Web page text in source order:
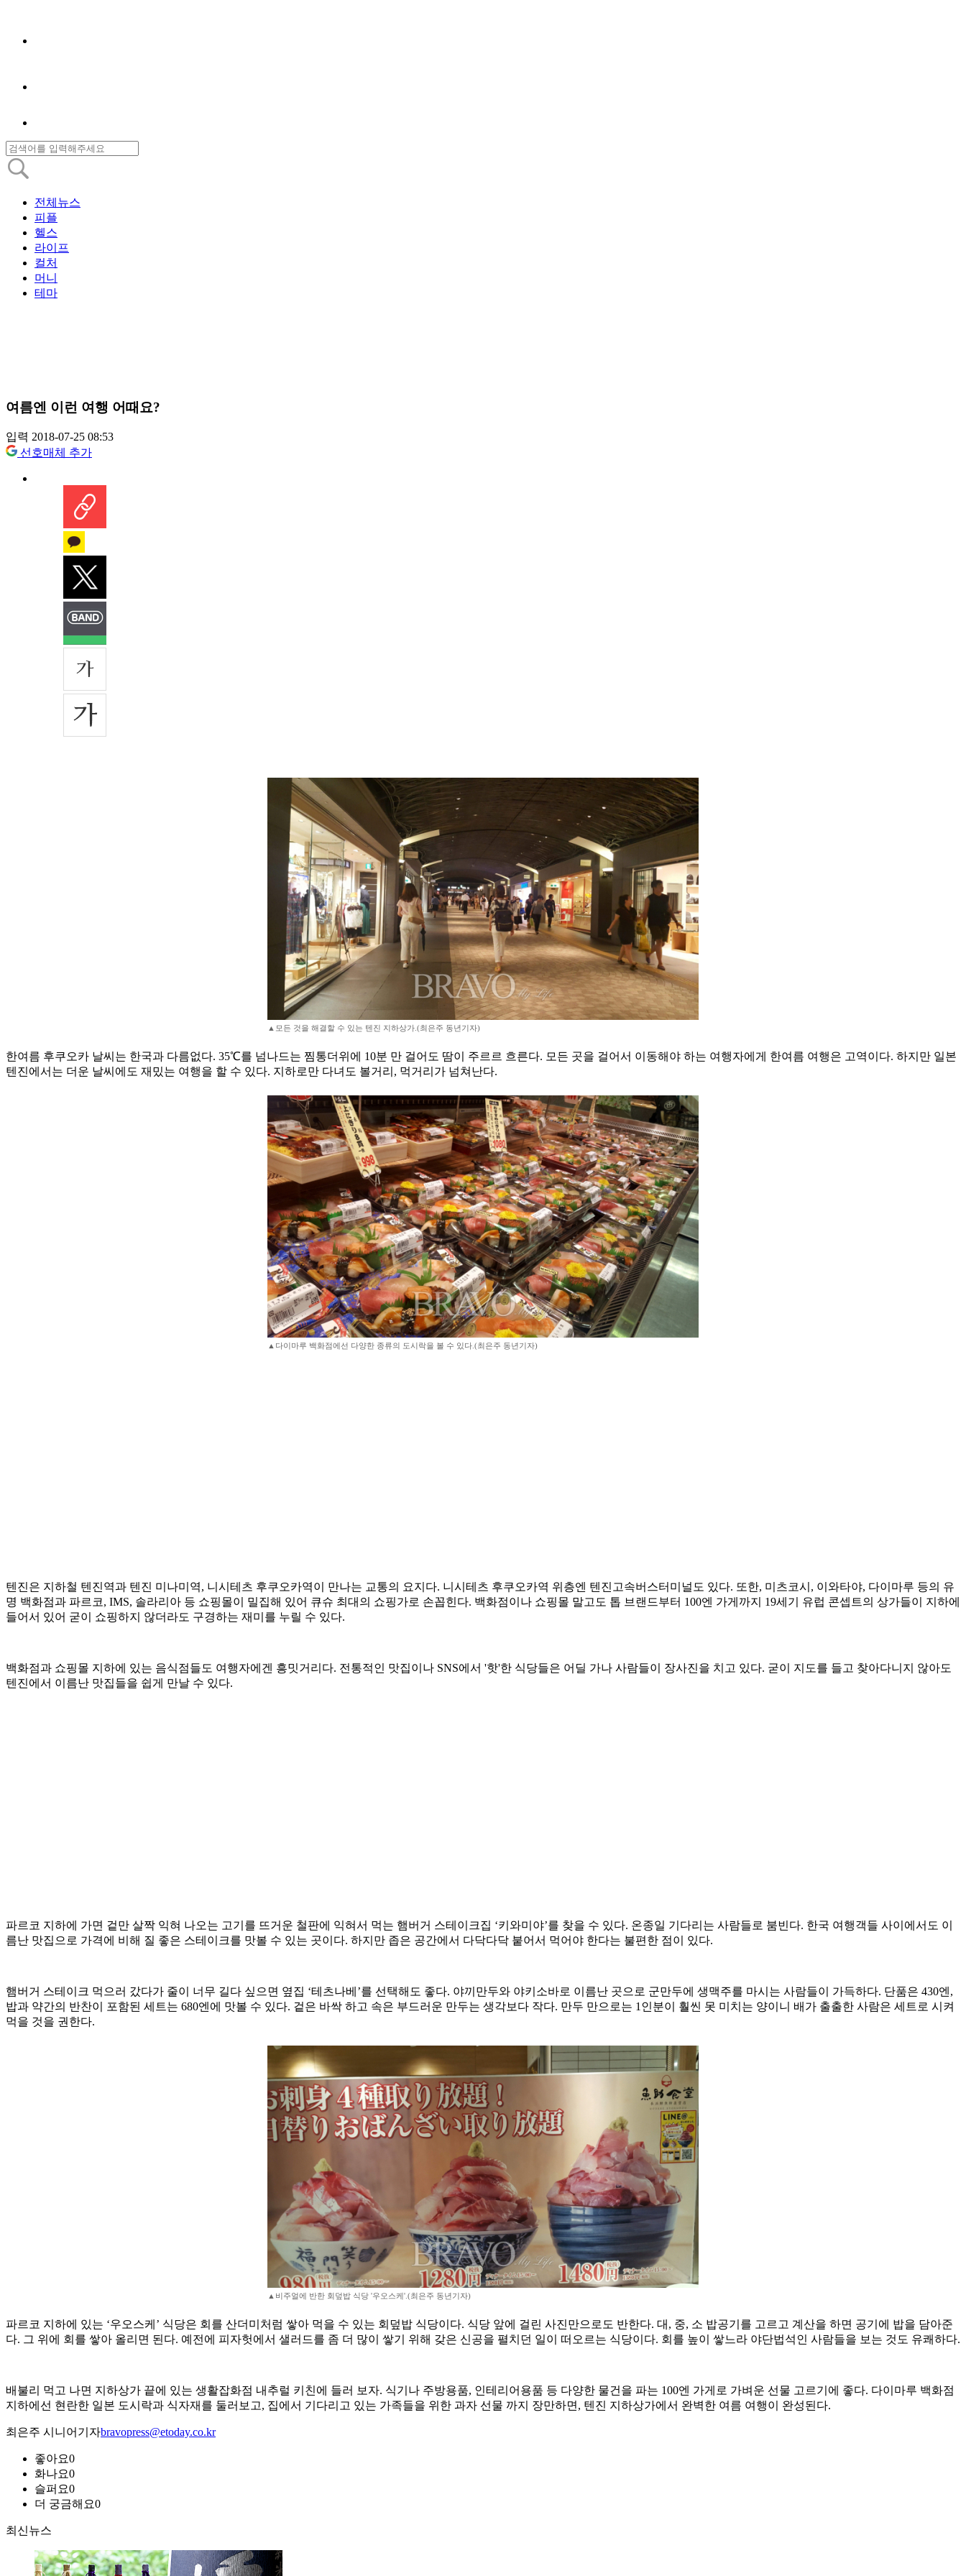
전체뉴스
피플
헬스
라이프
컬처
머니
테마
여름엔 이런 여행 어때요?
입력 2018-07-25 08:53
선호매체 추가
▲모든 것을 해결할 수 있는 텐진 지하상가.(최은주 동년기자)
한여름 후쿠오카 날씨는 한국과 다름없다. 35℃를 넘나드는 찜통더위에 10분 만 걸어도 땀이 주르르 흐른다. 모든 곳을 걸어서 이동해야 하는 여행자에게 한여름 여행은 고역이다. 하지만 일본
텐진에서는 더운 날씨에도 재밌는 여행을 할 수 있다. 지하로만 다녀도 볼거리, 먹거리가 넘쳐난다.
▲다이마루 백화점에선 다양한 종류의 도시락을 볼 수 있다.(최은주 동년기자)
텐진은 지하철 텐진역과 텐진 미나미역, 니시테츠 후쿠오카역이 만나는 교통의 요지다. 니시테츠 후쿠오카역 위층엔 텐진고속버스터미널도 있다. 또한, 미츠코시, 이와타야, 다이마루 등의 유
명 백화점과 파르코, IMS, 솔라리아 등 쇼핑몰이 밀집해 있어 큐슈 최대의 쇼핑가로 손꼽힌다. 백화점이나 쇼핑몰 말고도 톱 브랜드부터 100엔 가게까지 19세기 유럽 콘셉트의 상가들이 지하에
들어서 있어 굳이 쇼핑하지 않더라도 구경하는 재미를 누릴 수 있다.
백화점과 쇼핑몰 지하에 있는 음식점들도 여행자에겐 흥밋거리다. 전통적인 맛집이나 SNS에서 '핫'한 식당들은 어딜 가나 사람들이 장사진을 치고 있다. 굳이 지도를 들고 찾아다니지 않아도
텐진에서 이름난 맛집들을 쉽게 만날 수 있다.
파르코 지하에 가면 겉만 살짝 익혀 나오는 고기를 뜨거운 철판에 익혀서 먹는 햄버거 스테이크집 ‘키와미야’를 찾을 수 있다. 온종일 기다리는 사람들로 붐빈다. 한국 여행객들 사이에서도 이
름난 맛집으로 가격에 비해 질 좋은 스테이크를 맛볼 수 있는 곳이다. 하지만 좁은 공간에서 다닥다닥 붙어서 먹어야 한다는 불편한 점이 있다.
햄버거 스테이크 먹으러 갔다가 줄이 너무 길다 싶으면 옆집 ‘테츠나베’를 선택해도 좋다. 야끼만두와 야키소바로 이름난 곳으로 군만두에 생맥주를 마시는 사람들이 가득하다. 단품은 430엔,
밥과 약간의 반찬이 포함된 세트는 680엔에 맛볼 수 있다. 겉은 바싹 하고 속은 부드러운 만두는 생각보다 작다. 만두 만으로는 1인분이 훨씬 못 미치는 양이니 배가 출출한 사람은 세트로 시켜
먹을 것을 권한다.
▲비주얼에 반한 회덮밥 식당 '우오스케'.(최은주 동년기자)
파르코 지하에 있는 ‘우오스케’ 식당은 회를 산더미처럼 쌓아 먹을 수 있는 회덮밥 식당이다. 식당 앞에 걸린 사진만으로도 반한다. 대, 중, 소 밥공기를 고르고 계산을 하면 공기에 밥을 담아준
다. 그 위에 회를 쌓아 올리면 된다. 예전에 피자헛에서 샐러드를 좀 더 많이 쌓기 위해 갖은 신공을 펼치던 일이 떠오르는 식당이다. 회를 높이 쌓느라 야단법석인 사람들을 보는 것도 유쾌하다.
배불리 먹고 나면 지하상가 끝에 있는 생활잡화점 내추럴 키친에 들러 보자. 식기나 주방용품, 인테리어용품 등 다양한 물건을 파는 100엔 가게로 가벼운 선물 고르기에 좋다. 다이마루 백화점
지하에선 현란한 일본 도시락과 식자재를 둘러보고, 집에서 기다리고 있는 가족들을 위한 과자 선물 까지 장만하면, 텐진 지하상가에서 완벽한 여름 여행이 완성된다.
최은주 시니어기자bravopress@etoday.co.kr
좋아요0
화나요0
슬퍼요0
더 궁금해요0
최신뉴스